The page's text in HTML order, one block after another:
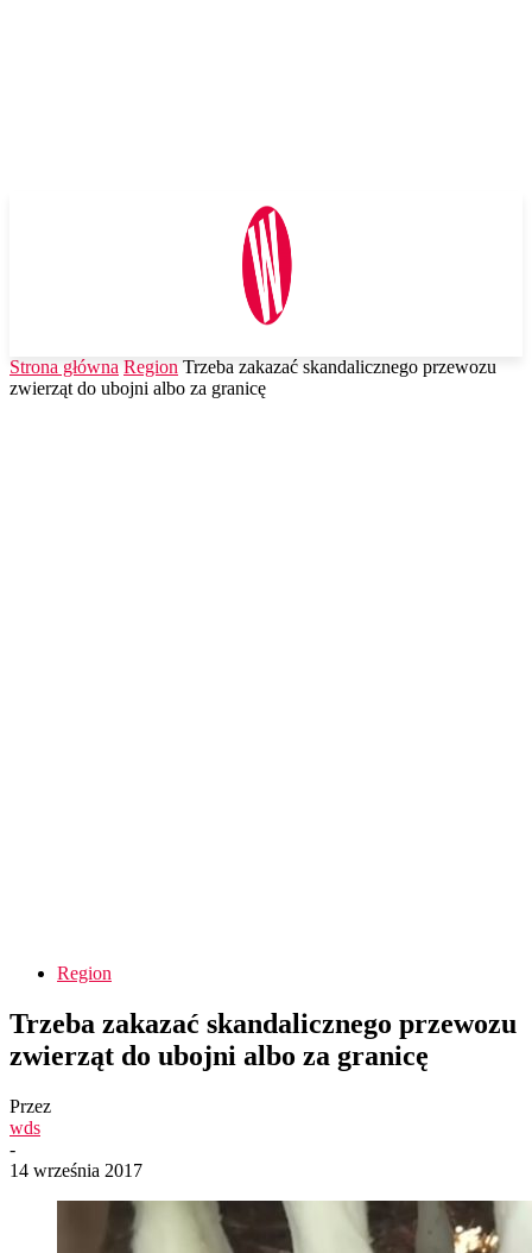
Strona główna Region Trzeba zakazać skandalicznego przewozu
zwierząt do ubojni albo za granicę
Region
Trzeba zakazać skandalicznego przewozu
zwierząt do ubojni albo za granicę
Przez
wds
-
14 września 2017